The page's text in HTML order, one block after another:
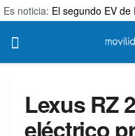
Es noticia: El segundo EV
Lexus RZ
eléctrico